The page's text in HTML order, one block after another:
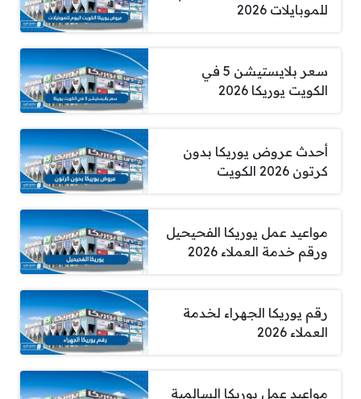
للموبايلات 2026
سعر بلايستيشن 5 في
الكويت يوريكا 2026
أحدث عروض يوريكا بدون
كرتون 2026 الكويت
مواعيد عمل يوريكا الفحيحيل
ورقم خدمة العملاء 2026
رقم يوريكا الجهراء لخدمة
العملاء 2026
مواعيد عمل يوريكا السالمية